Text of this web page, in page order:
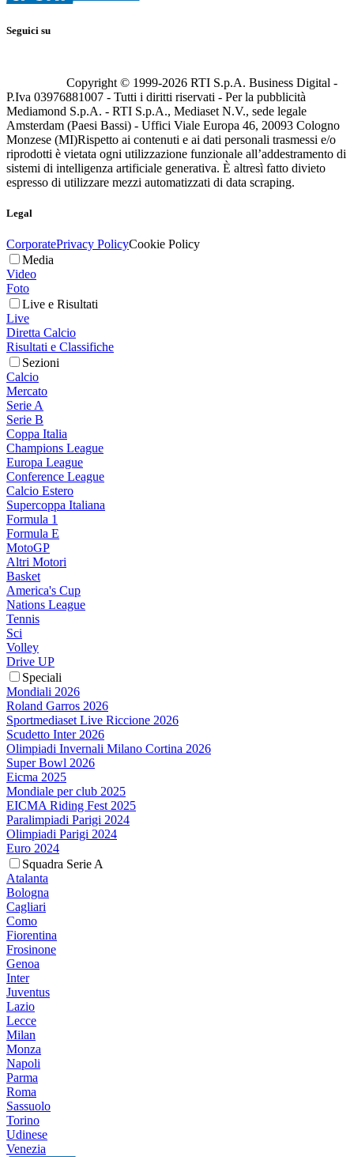
Seguici su
Copyright © 1999-2026 RTI S.p.A. Business Digital -
P.Iva 03976881007 - Tutti i diritti riservati - Per la pubblicità
Mediamond S.p.A. - RTI S.p.A., Mediaset N.V., sede legale
Amsterdam (Paesi Bassi) - Uffici Viale Europa 46, 20093 Cologno
Monzese (MI)Rispetto ai contenuti e ai dati personali trasmessi e/o
riprodotti è vietata ogni utilizzazione funzionale all’addestramento di
sistemi di intelligenza artificiale generativa. È altresì fatto divieto
espresso di utilizzare mezzi automatizzati di data scraping.
Legal
CorporatePrivacy PolicyCookie Policy
Media
Video
Foto
Live e Risultati
Live
Diretta Calcio
Risultati e Classifiche
Sezioni
Calcio
Mercato
Serie A
Serie B
Coppa Italia
Champions League
Europa League
Conference League
Calcio Estero
Supercoppa Italiana
Formula 1
Formula E
MotoGP
Altri Motori
Basket
America's Cup
Nations League
Tennis
Sci
Volley
Drive UP
Speciali
Mondiali 2026
Roland Garros 2026
Sportmediaset Live Riccione 2026
Scudetto Inter 2026
Olimpiadi Invernali Milano Cortina 2026
Super Bowl 2026
Eicma 2025
Mondiale per club 2025
EICMA Riding Fest 2025
Paralimpiadi Parigi 2024
Olimpiadi Parigi 2024
Euro 2024
Squadra Serie A
Atalanta
Bologna
Cagliari
Como
Fiorentina
Frosinone
Genoa
Inter
Juventus
Lazio
Lecce
Milan
Monza
Napoli
Parma
Roma
Sassuolo
Torino
Udinese
Venezia